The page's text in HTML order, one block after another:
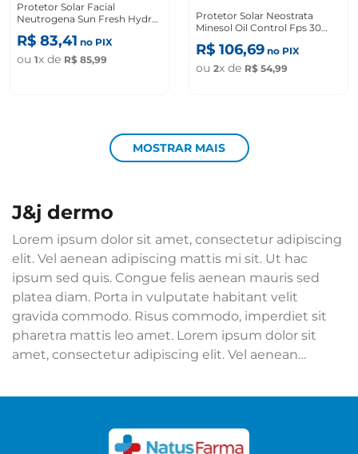
Protetor Solar Facial
Neutrogena Sun Fresh Hydro
Boost FPS 50 Sem Cor 40ml
R$ 83,41 no PIX
ou 1x de R$ 85,99
Protetor Solar Neostrata
Minesol Oil Control Fps 30
Sérum Textura Invisível Com
40g
R$ 106,69 no PIX
ou 2x de R$ 54,99
MOSTRAR MAIS
j&j dermo
Lorem ipsum dolor sit amet, consectetur adipiscing
elit. Vel aenean adipiscing mattis mi sit. Ut hac
ipsum sed quis. Congue felis aenean mauris sed
platea diam. Porta in vulputate habitant velit
gravida commodo. Risus commodo, imperdiet sit
pharetra mattis leo amet. Lorem ipsum dolor sit
amet, consectetur adipiscing elit. Vel aenean
Congue felis aenean mauris sed platea diam. Porta
commodo, imperdiet sit pharetra mattis leo amet.